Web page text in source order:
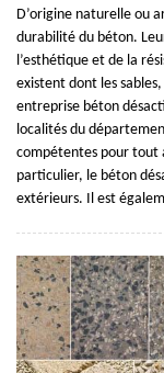
D’origine naturelle ou
durabilité du béton.
l’esthétique et de la
existent dont les
entreprise béton
localités du
compétentes pour tout
particulier, le béton
extérieurs. Il est